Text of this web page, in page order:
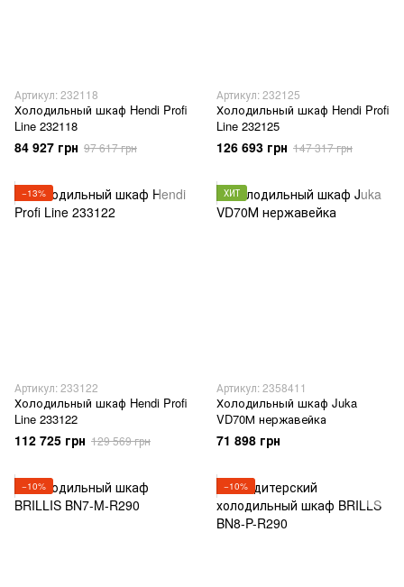
Артикул: 232118
Холодильный шкаф Hendi Profi
Line 232118
84 927 грн 97 617 грн
Артикул: 232125
Холодильный шкаф Hendi Profi
Line 232125
126 693 грн 147 317 грн
−13%
Артикул: 233122
Холодильный шкаф Hendi Profi
Line 233122
112 725 грн 129 569 грн
ХИТ
Артикул: 2358411
Холодильный шкаф Juka
VD70М нержавейка
71 898 грн
−10% −10%